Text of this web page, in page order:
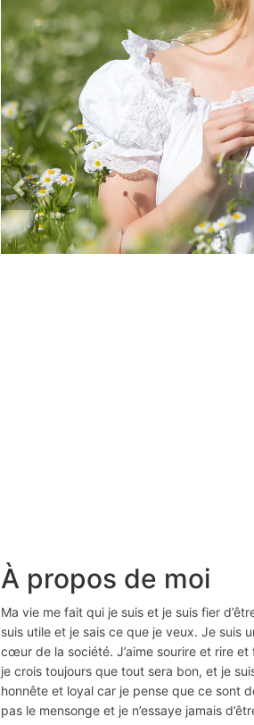
À propos de moi
Ma vie me fait qui je suis et je suis fier
suis utile et je sais ce que je veux. Je suis
cœur de la société. J’aime sourire et rire
je crois toujours que tout sera bon, et je
honnête et loyal car je pense que ce sont
pas le mensonge et je n’essaye jamais